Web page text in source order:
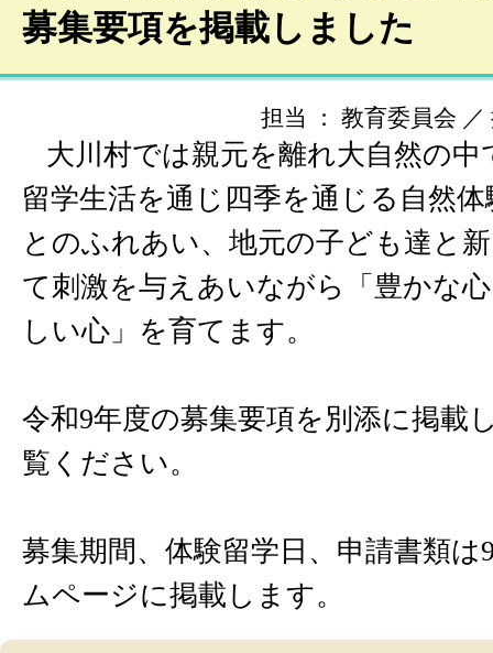
募集要項を掲載しました
担当 ： 教育委員会 ／
大川村では親元を離れ大自然の中
留学生活を通じ四季を通じる自然
とのふれあい、地元の子ども達と
て刺激を与えあいながら「豊かな
しい心」を育てます。
令和9年度の募集要項を別添に掲載
覧ください。
募集期間、体験留学日、申請書類は
ムページに掲載します。